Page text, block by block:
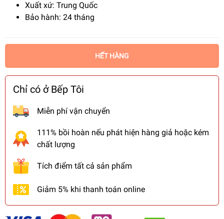
Xuất xứ: Trung Quốc
Bảo hành: 24 tháng
HẾT HÀNG
Chỉ có ở Bếp Tôi
Miễn phí vận chuyển
111% bồi hoàn nếu phát hiện hàng giả hoặc kém
chất lượng
Tích điểm tất cả sản phẩm
Giảm 5% khi thanh toán online